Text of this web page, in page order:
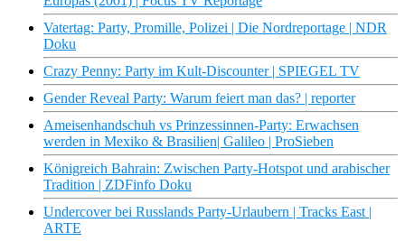
Vatertag: Party, Promille, Polizei | Die Nordreportage | NDR
Doku
Crazy Penny: Party im Kult-Discounter | SPIEGEL TV
Gender Reveal Party: Warum feiert man das? | reporter
Ameisenhandschuh vs Prinzessinnen-Party: Erwachsen
werden in Mexiko & Brasilien| Galileo | ProSieben
Königreich Bahrain: Zwischen Party-Hotspot und arabischer
Tradition | ZDFinfo Doku
Undercover bei Russlands Party-Urlaubern | Tracks East |
ARTE